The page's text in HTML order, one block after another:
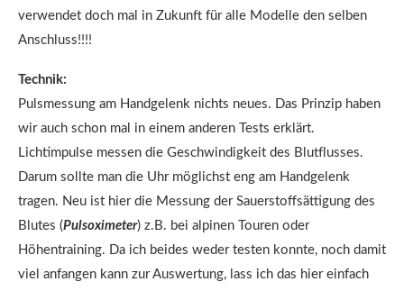
verwendet doch mal in Zukunft für alle Modelle den selben
Anschluss!!!!
Technik:
Pulsmessung am Handgelenk nichts neues. Das Prinzip haben
wir auch schon mal in einem anderen Tests erklärt.
Lichtimpulse messen die Geschwindigkeit des Blutflusses.
Darum sollte man die Uhr möglichst eng am Handgelenk
tragen. Neu ist hier die Messung der Sauerstoffsättigung des
Blutes (Pulsoximeter) z.B. bei alpinen Touren oder
Höhentraining. Da ich beides weder testen konnte, noch damit
viel anfangen kann zur Auswertung, lass ich das hier einfach